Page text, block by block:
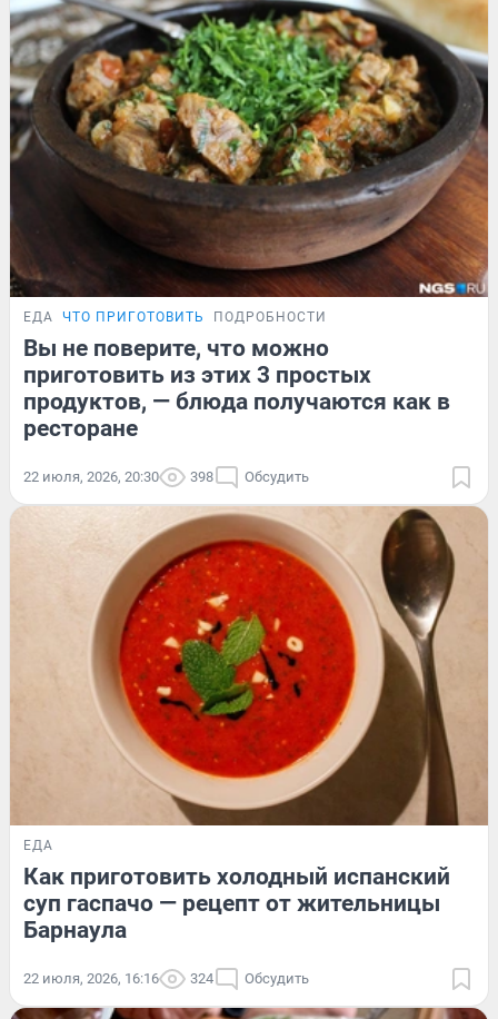
ЕДА ЧТО ПРИГОТОВИТЬ ПОДРОБНОСТИ
Вы не поверите, что можно
приготовить из этих 3 простых
продуктов, — блюда получаются как в
ресторане
22 июля, 2026, 20:30 398 Обсудить
ЕДА
Как приготовить холодный испанский
суп гаспачо — рецепт от жительницы
Барнаула
22 июля, 2026, 16:16 324 Обсудить